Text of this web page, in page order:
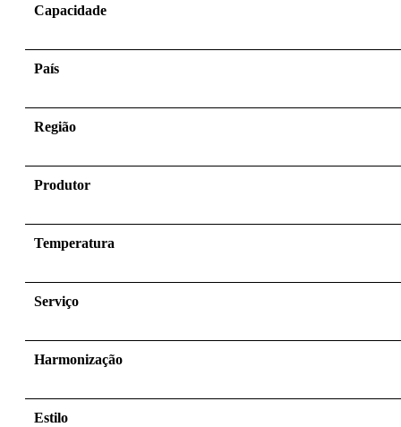
Capacidade
País
Região
Produtor
Temperatura
Serviço
Harmonização
Estilo